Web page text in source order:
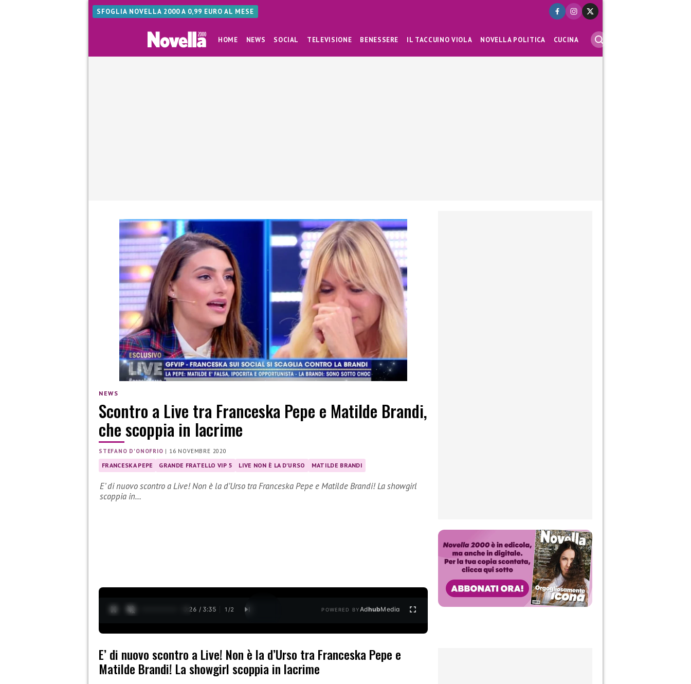
SFOGLIA NOVELLA 2000 A 0,99 EURO AL MESE
HOME NEWS SOCIAL TELEVISIONE BENESSERE IL TACCUINO VIOLA NOVELLA POLITICA CUCINA
NEWS
Scontro a Live tra Franceska Pepe e Matilde Brandi,
che scoppia in lacrime
STEFANO D'ONOFRIO | 16 NOVEMBRE 2020
FRANCESKA PEPE GRANDE FRATELLO VIP 5 LIVE NON È LA D'URSO MATILDE BRANDI
E’ di nuovo scontro a Live! Non è la d’Urso tra Franceska Pepe e Matilde Brandi! La showgirl
scoppia in…
0:27 / 3:35 1 /2 POWERED BYAdhubMedia
E’ di nuovo scontro a Live! Non è la d’Urso tra Franceska Pepe e
Matilde Brandi! La showgirl scoppia in lacrime